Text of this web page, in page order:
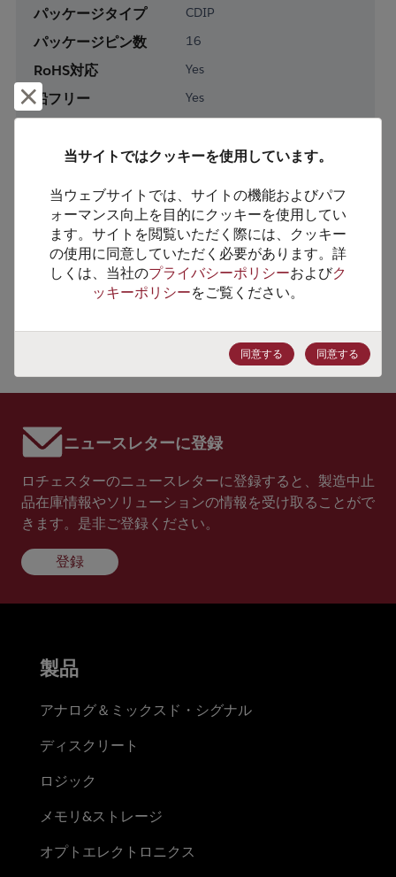
パッケージタイプ CDIP
パッケージピン数 16
RoHS対応 Yes
鉛フリー Yes
梱包数 48
製品カテゴリー Logic
製品サブカテゴリー Standard Logic
製品グループ Logic Gates
HTSコード 8542.39.0090
ニュースレターに登録
ロチェスターのニュースレターに登録すると、製造中止
品在庫情報やソリューションの情報を受け取ることがで
きます。是非ご登録ください。
登録
却下して閉じる
当サイトではクッキーを使用しています。
当ウェブサイトでは、サイトの機能およびパフ
ォーマンス向上を目的にクッキーを使用してい
ます。サイトを閲覧いただく際には、クッキー
の使用に同意していただく必要があります。詳
しくは、当社のプライバシーポリシーおよびク
ッキーポリシーをご覧ください。
同意する 同意する
製品
アナログ＆ミックスド・シグナル
ディスクリート
ロジック
メモリ&ストレージ
オプトエレクトロニクス